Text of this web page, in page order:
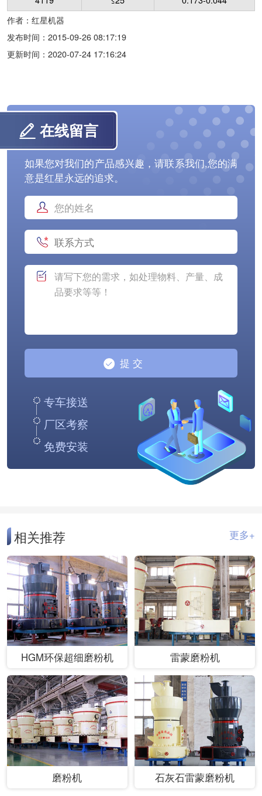
作者：红星机器
发布时间：2015-09-26 08:17:19
更新时间：2020-07-24 17:16:24
在线留言
如果您对我们的产品感兴趣，请联系我们,您的满
意是红星永远的追求。
专车接送
厂区考察
免费安装
相关推荐 更多+
HGM环保超细磨粉机 雷蒙磨粉机
磨粉机 石灰石雷蒙磨粉机